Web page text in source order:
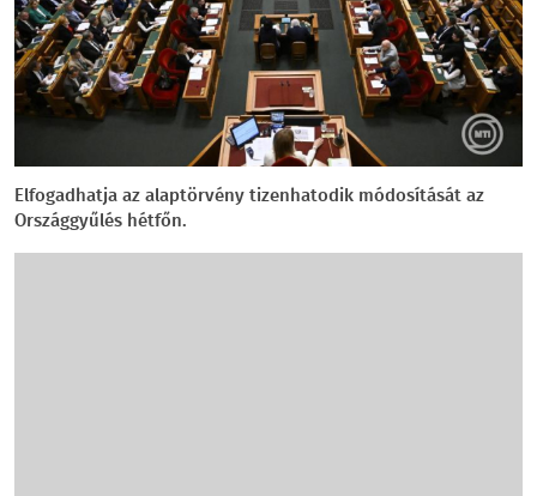
Elfogadhatja az alaptörvény tizenhatodik módosítását az
Országgyűlés hétfőn.